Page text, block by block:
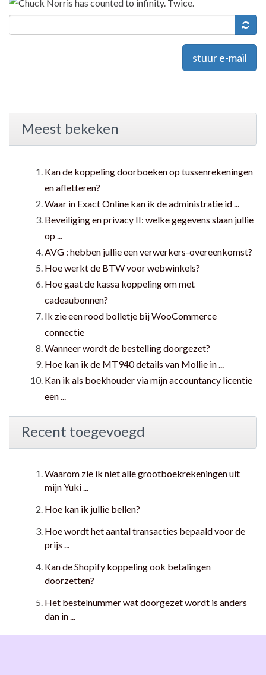
stuur e-mail
Meest bekeken
Kan de koppeling doorboeken op tussenrekeningen
en afletteren?
Waar in Exact Online kan ik de administratie id ...
Beveiliging en privacy II: welke gegevens slaan jullie
op ...
AVG : hebben jullie een verwerkers-overeenkomst?
Hoe werkt de BTW voor webwinkels?
Hoe gaat de kassa koppeling om met
cadeaubonnen?
Ik zie een rood bolletje bij WooCommerce
connectie
Wanneer wordt de bestelling doorgezet?
Hoe kan ik de MT940 details van Mollie in ...
Kan ik als boekhouder via mijn accountancy licentie
een ...
Recent toegevoegd
Waarom zie ik niet alle grootboekrekeningen uit
mijn Yuki ...
Hoe kan ik jullie bellen?
Hoe wordt het aantal transacties bepaald voor de
prijs ...
Kan de Shopify koppeling ook betalingen
doorzetten?
Het bestelnummer wat doorgezet wordt is anders
dan in ...